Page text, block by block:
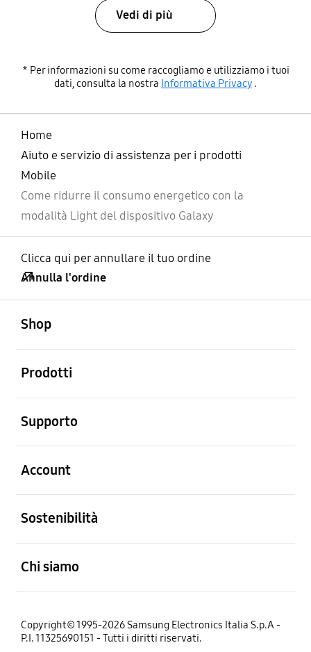
Vedi di più
* Per informazioni su come raccogliamo e utilizziamo i tuoi
dati, consulta la nostra Informativa Privacy .
Home
Aiuto e servizio di assistenza per i prodotti
Mobile
Come ridurre il consumo energetico con la
modalità Light del dispositivo Galaxy
Clicca qui per annullare il tuo ordine
Annulla l'ordine
Shop
Prodotti
Supporto
Account
Sostenibilità
Chi siamo
Copyright© 1995-2026 Samsung Electronics Italia S.p.A -
P.I. 11325690151 - Tutti i diritti riservati.